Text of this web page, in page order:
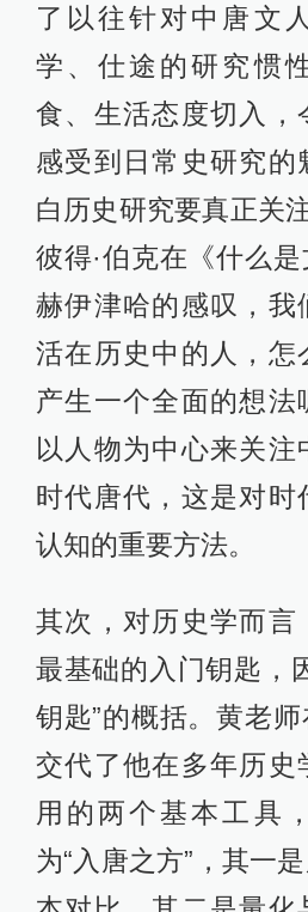
了以往针对中唐文
学、仕途的研究惯
食、生活态度切入，
感受到日常史研究的
白历史研究要真正关
彼得·伯克在《什么
赫伊津哈的感叹，我
活在历史中的人，怎
产生一个全面的想法
以人物为中心来关注
时代唐代，这是对时
认知的重要方法。
其次，对历史学而言
最基础的入门钥匙，
钥匙”的概括。黄老
交代了他在多年历史
用的两个基本工具
为“入唐之方”，其一